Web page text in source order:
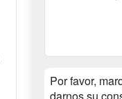
Por favor,